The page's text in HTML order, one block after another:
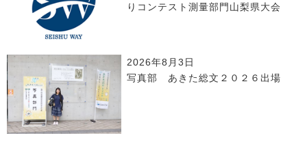
りコンテスト測量部門山梨県大会
2026年8月3日
写真部 あきた総文２０２６出場